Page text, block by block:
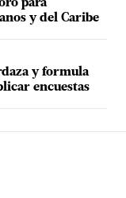
para
y del Caribe
y formula
encuestas